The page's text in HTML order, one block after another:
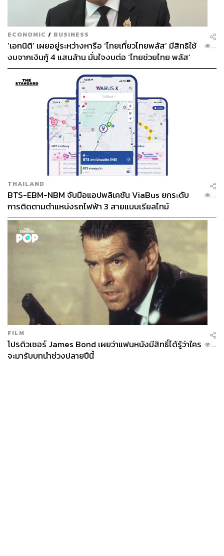
ECONOMIC / BUSINESS
‘เอกนิติ’ เผยอยู่ระหว่างหารือ ‘ไทยเที่ยวไทยพลัส’ มีสิทธิใช้
งบจากเงินกู้ 4 แสนล้าน มั่นใจงบต่อ ‘ไทยช่วยไทย พลัส’
เฟส 2 มีเพียงพอ
...
THAILAND
BTS-EBM-NBM จับมือแอปพลิเคชัน ViaBus ยกระดับ
การติดตามตำแหน่งรถไฟฟ้า 3 สายแบบเรียลไทม์
...
FILM
โปรดิวเซอร์ James Bond เผยว่าแฟนหนังมีสิทธิ์ได้รู้ว่าใคร
จะมารับบทนำช่วงปลายปีนี้
...